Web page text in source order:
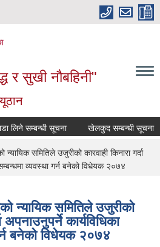
र सुखी नौबहिनी"
सम्बन्धी सूचना खेलकुद सम्बन्धी सूचना
न्यायिक समितिले उजुरीको कारवाही किनारा गर्दा
व्यवस्था गर्न बनेको विधेयक २०७४
न्यायिक समितिले उजुरीको
अपनाउनुपर्ने कार्यविधिका
बनेको विधेयक २०७४